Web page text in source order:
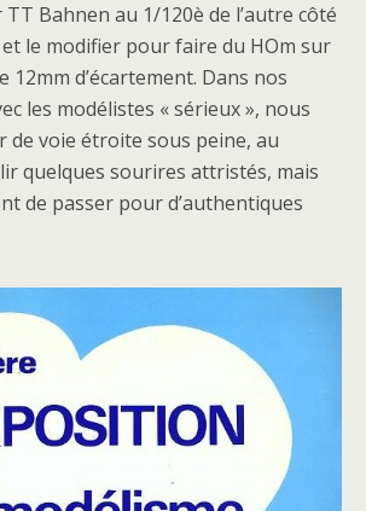
Bahnen au 1/120è de l’autre côté
le modifier pour faire du HOm sur
12mm d’écartement. Dans nos
les modélistes « sérieux », nous
de voie étroite sous peine, au
quelques sourires attristés, mais
de passer pour d’authentiques